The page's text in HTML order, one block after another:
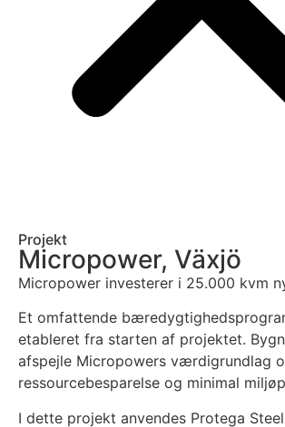
Projekt
Micropower, Växjö
Micropower investerer i 25.000 kvm
Et omfattende
etableret fra starten af projektet.
afspejle Micropowers værdigrundlag
ressourcebesparelse og minimal
I dette projekt anvendes Protega